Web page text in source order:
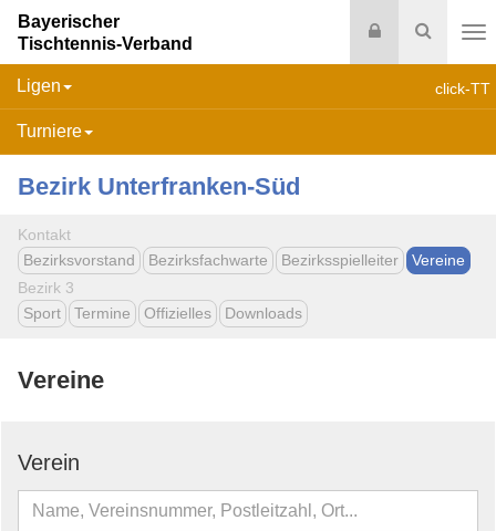
Suche
Login
Bayerischer
Tischtennis-Verband
click-TT
Ligen
Turniere
Bezirk Unterfranken-Süd
Kontakt
Bezirksvorstand
Bezirksfachwarte Bezirksspielleiter
Vereine
Bezirk 3
Sport
Termine Offizielles Downloads
Vereine
Verein